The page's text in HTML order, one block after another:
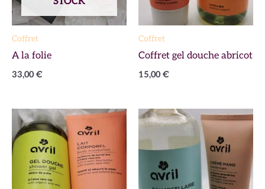
Coffret
A la folie
33,00 €
Coffret
Coffret gel douche abricot
15,00 €